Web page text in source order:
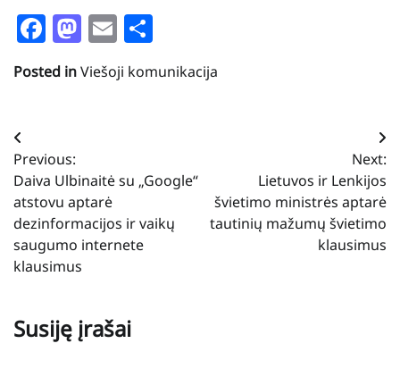
Facebook
Mastodon
Email
Posted inViešoji komunikacija
Navigacija
tarp
įrašų
Previous:
Daiva Ulbinaitė su „Google“
atstovu aptarė
dezinformacijos ir vaikų
saugumo internete
klausimus
Next:
Lietuvos ir Lenkijos
švietimo ministrės aptarė
tautinių mažumų švietimo
klausimus
Susiję įrašai